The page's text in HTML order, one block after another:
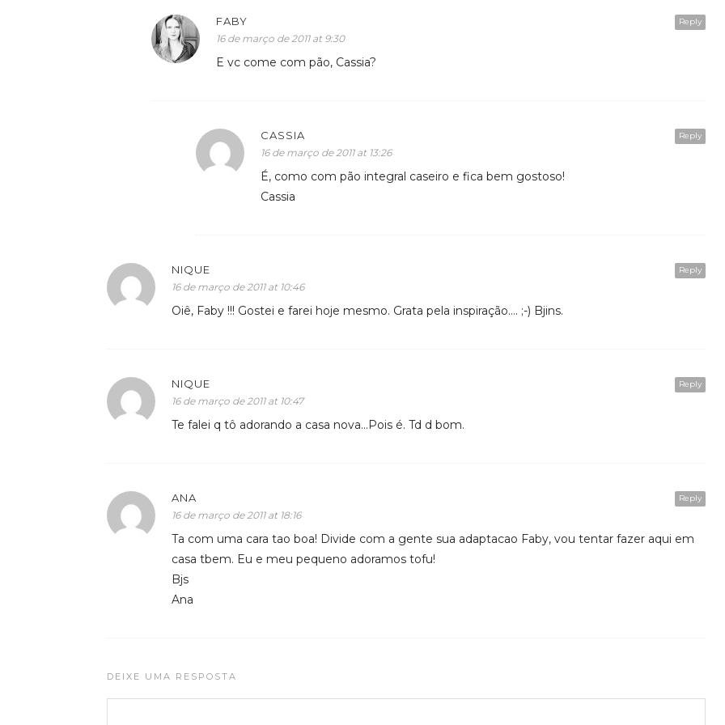
Reply
FABY
16 de março de 2011 at 9:30
E vc come com pão, Cassia?
Reply
CASSIA
16 de março de 2011 at 13:26
É, como com pão integral caseiro e fica bem gostoso!
Cassia
Reply
NIQUE
16 de março de 2011 at 10:46
Oiê, Faby !!! Gostei e farei hoje mesmo. Grata pela inspiração…. ;-) Bjins.
Reply
NIQUE
16 de março de 2011 at 10:47
Te falei q tô adorando a casa nova…Pois é. Td d bom.
Reply
ANA
16 de março de 2011 at 18:16
Ta com uma cara tao boa! Divide com a gente sua adaptacao Faby, vou tentar fazer aqui em
casa tbem. Eu e meu pequeno adoramos tofu!
Bjs
Ana
DEIXE UMA RESPOSTA